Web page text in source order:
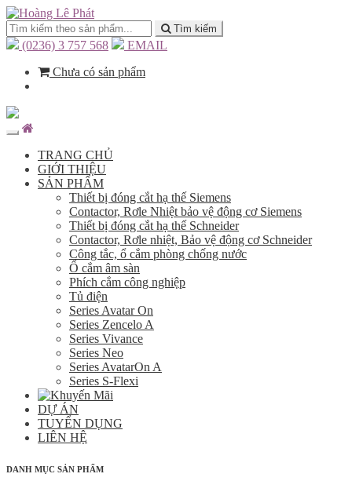
Tìm kiếm
(0236) 3 757 568
EMAIL
Chưa có sản phẩm
TRANG CHỦ
GIỚI THIỆU
SẢN PHẨM
Thiết bị đóng cắt hạ thế Siemens
Contactor, Rơle Nhiệt bảo vệ động cơ Siemens
Thiết bị đóng cắt hạ thế Schneider
Contactor, Rơle nhiệt, Bảo vệ động cơ Schneider
Công tắc, ổ cắm phòng chống nước
Ổ cắm âm sàn
Phích cắm công nghiệp
Tủ điện
Series Avatar On
Series Zencelo A
Series Vivance
Series Neo
Series AvatarOn A
Series S-Flexi
DỰ ÁN
TUYỂN DỤNG
LIÊN HỆ
DANH MỤC SẢN PHẨM